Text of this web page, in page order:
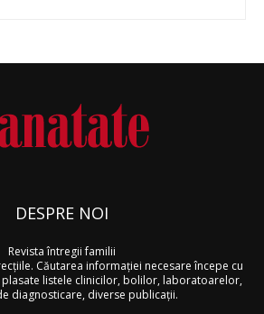
DESPRE NOI
Revista întregii familii
Căutarea informaţiei necesare începe cu
plasate listele clinicilor, bolilor, laboratoarelor,
diagnosticare, diverse publicaţii.